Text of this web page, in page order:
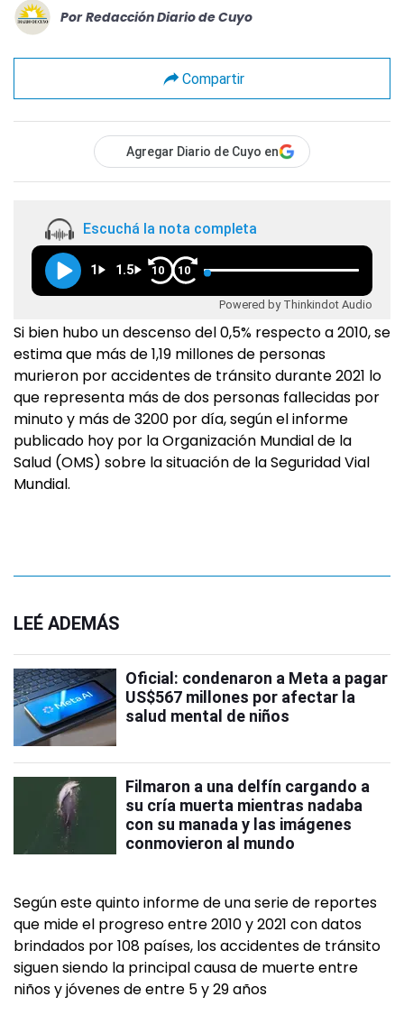
Por Redacción Diario de Cuyo
Compartir
Agregar Diario de Cuyo en
Escuchá la nota completa
1 1.5 10 10
Powered by Thinkindot Audio
Si bien hubo un descenso del 0,5% respecto a 2010, se
estima que más de 1,19 millones de personas
murieron por accidentes de tránsito durante 2021 lo
que representa más de dos personas fallecidas por
minuto y más de 3200 por día, según el informe
publicado hoy por la Organización Mundial de la
Salud (OMS) sobre la situación de la Seguridad Vial
Mundial.
LEÉ ADEMÁS
Oficial: condenaron a Meta a pagar
US$567 millones por afectar la
salud mental de niños
Filmaron a una delfín cargando a
su cría muerta mientras nadaba
con su manada y las imágenes
conmovieron al mundo
Según este quinto informe de una serie de reportes
que mide el progreso entre 2010 y 2021 con datos
brindados por 108 países, los accidentes de tránsito
siguen siendo la principal causa de muerte entre
niños y jóvenes de entre 5 y 29 años